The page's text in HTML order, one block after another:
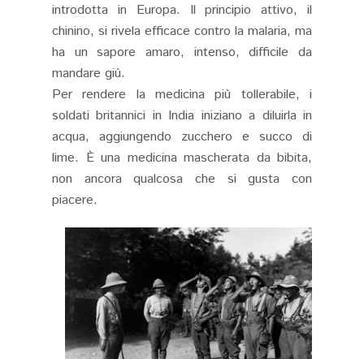
introdotta in Europa. Il principio attivo, il
chinino, si rivela efficace contro la malaria, ma
ha un sapore amaro, intenso, difficile da
mandare giù.
Per rendere la medicina più tollerabile, i
soldati britannici in India iniziano a diluirla in
acqua, aggiungendo zucchero e succo di
lime. È una medicina mascherata da bibita,
non ancora qualcosa che si gusta con
piacere.